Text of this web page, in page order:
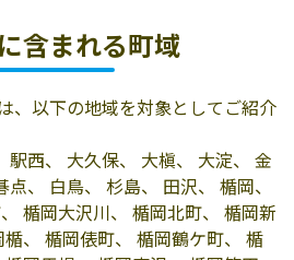
1
4-2
山市楯岡十日
4
0237-53-2474
含まれる町域
、以下の地域を対象としてご紹介
駅西、 大久保、 大槇、 大淀、 金
、 白鳥、 杉島、 田沢、 楯岡、
楯岡大沢川、 楯岡北町、 楯岡新
、 楯岡俵町、 楯岡鶴ケ町、 楯